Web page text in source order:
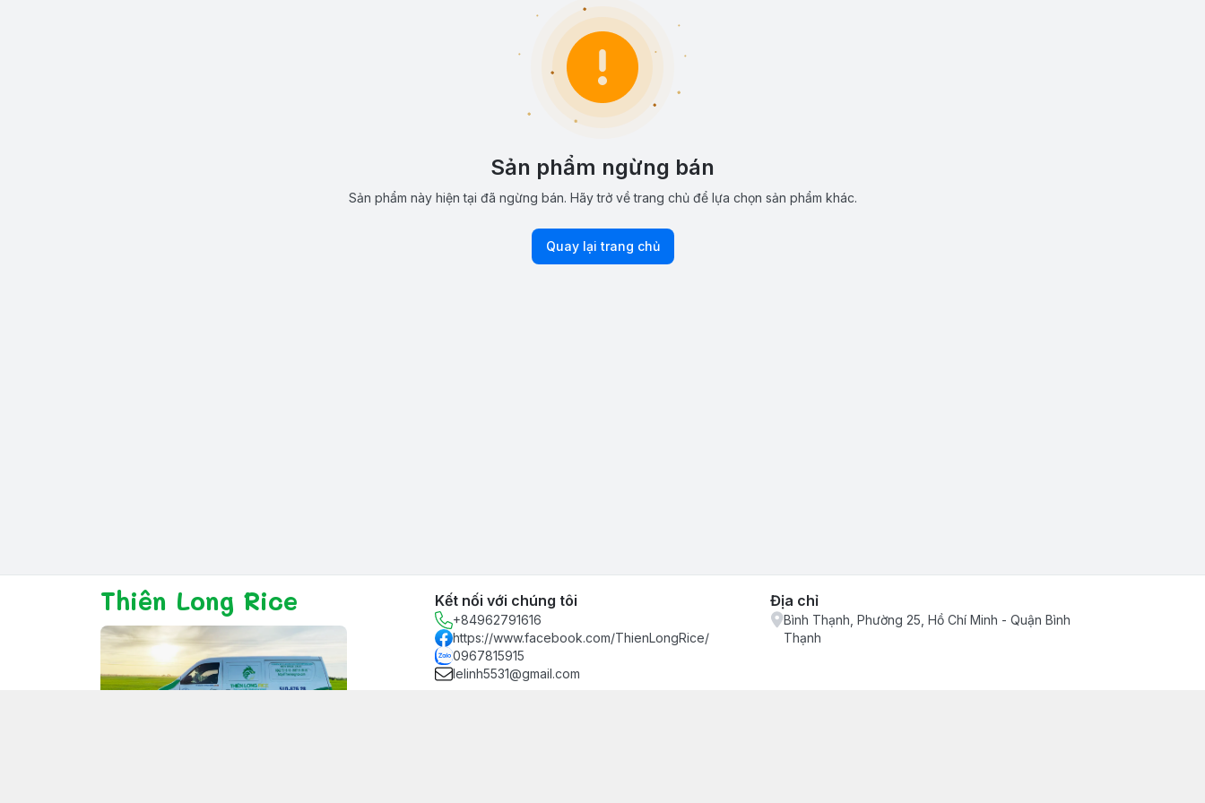
Sản phẩm ngừng bán
Sản phẩm này hiện tại đã ngừng bán. Hãy trở về trang chủ để lựa chọn sản phẩm khác.
Quay lại trang chủ
Thiên Long Rice Kết nối với chúng tôi
+84962791616
https://www.facebook.com/ThienLongRice/
0967815915
lelinh5531@gmail.com
Địa chỉ
Bình Thạnh, Phường 25, Hồ Chí Minh - Quận Bình
Thạnh